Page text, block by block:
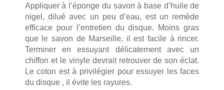
Appliquer à l’éponge du savon à base d’huile de
nigel, dilué avec un peu d’eau, est un remède
efficace pour l’entretien du disque. Moins gras
que le savon de Marseille, il est facile à rincer.
Terminer en essuyant délicatement avec un
chiffon et le vinyle devrait retrouver de son éclat.
Le coton est à privilégier pour essuyer les faces
du disque , il évite les rayures.